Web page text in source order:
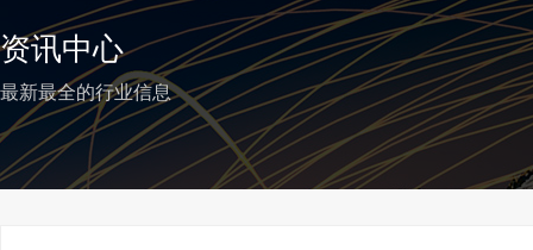
资讯中心
最新最全的行业信息